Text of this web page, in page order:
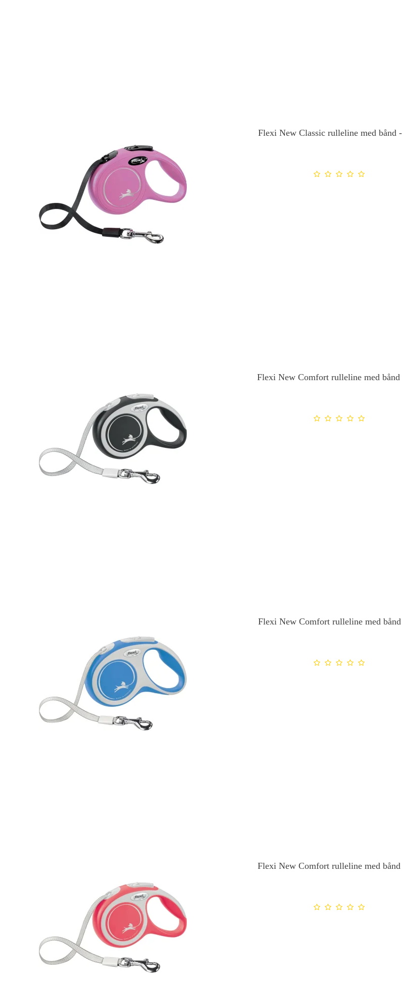
Flexi New Classic rulleline med bånd
Flexi New Comfort rulleline med bånd
Flexi New Comfort rulleline med
Flexi New Comfort rulleline med